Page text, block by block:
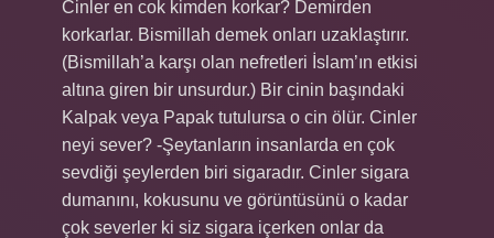
Cinler en cok kimden korkar? Demirden
korkarlar. Bismillah demek onları uzaklaştırır.
(Bismillah’a karşı olan nefretleri İslam’ın etkisi
altına giren bir unsurdur.) Bir cinin başındaki
Kalpak veya Papak tutulursa o cin ölür. Cinler
neyi sever? -Şeytanların insanlarda en çok
sevdiği şeylerden biri sigaradır. Cinler sigara
dumanını, kokusunu ve görüntüsünü o kadar
çok severler ki siz sigara içerken onlar da